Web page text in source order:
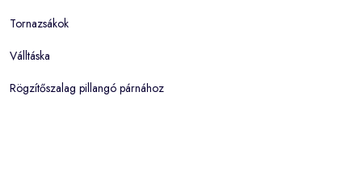
Tornazsákok
Válltáska
Rögzítőszalag pillangó párnához